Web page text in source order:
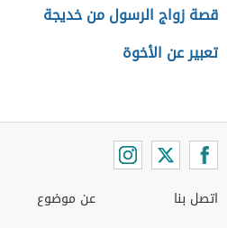
قصة زواج الرسول من خديجة
تعبير عن الأخوة
اتصل بنا
عن موضوع